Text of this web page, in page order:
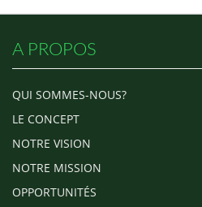
A PROPOS
QUI SOMMES-NOUS?
LE CONCEPT
NOTRE VISION
NOTRE MISSION
OPPORTUNITÉS